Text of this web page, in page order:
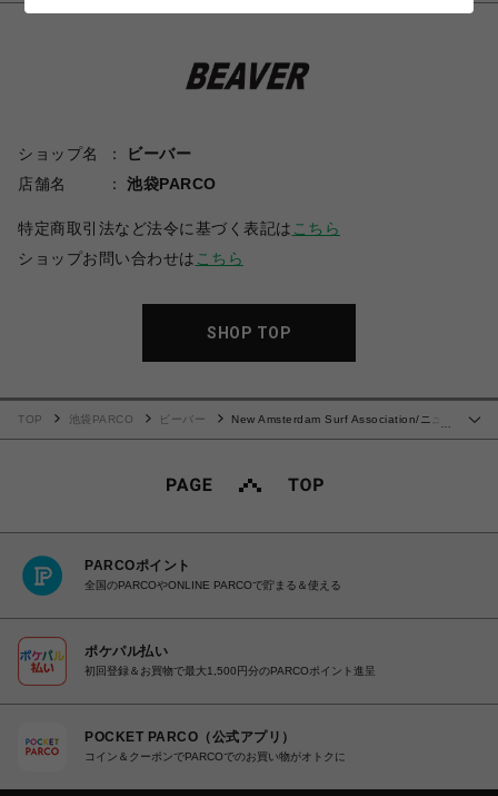
ショップ名
ビーバー
店舗名
池袋PARCO
特定商取引法など法令に基づく表記は こちら
ショップお問い合わせは こちら
SHOP TOP
TOP 池袋PARCO ビーバー
New Amsterdam Surf Association/ニュ
PARCOポイント
全国のPARCOやONLINE PARCOで貯まる＆使える
ポケパル払い
初回登録＆お買物で最大1,500円分のPARCOポイント進呈
POCKET PARCO（公式アプリ）
コイン＆クーポンでPARCOでのお買い物がオトクに